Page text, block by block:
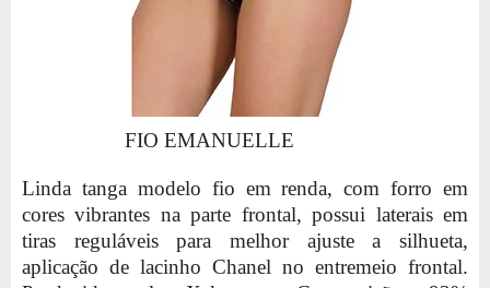
FIO EMANUELLE
Linda tanga modelo fio em renda, com forro em
cores vibrantes na parte frontal, possui laterais em
tiras reguláveis para melhor ajuste a silhueta,
aplicação de lacinho Chanel no entremeio frontal.